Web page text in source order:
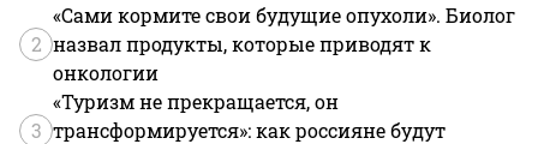
2
«Сами кормите свои будущие опухоли». Биолог
назвал продукты, которые приводят к
онкологии
3
«Туризм не прекращается, он
трансформируется»: как россияне будут